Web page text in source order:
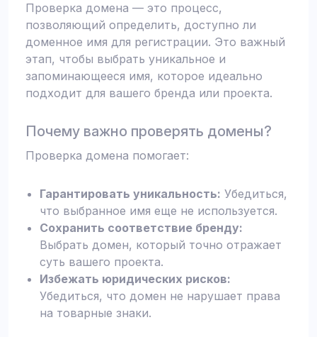
Проверка домена — это процесс,
позволяющий определить, доступно ли
доменное имя для регистрации. Это важный
этап, чтобы выбрать уникальное и
запоминающееся имя, которое идеально
подходит для вашего бренда или проекта.
Почему важно проверять домены?
Проверка домена помогает:
Гарантировать уникальность: Убедиться,
что выбранное имя еще не используется.
Сохранить соответствие бренду:
Выбрать домен, который точно отражает
суть вашего проекта.
Избежать юридических рисков:
Убедиться, что домен не нарушает права
на товарные знаки.